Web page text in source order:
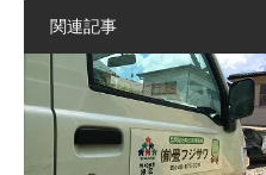
関連記事